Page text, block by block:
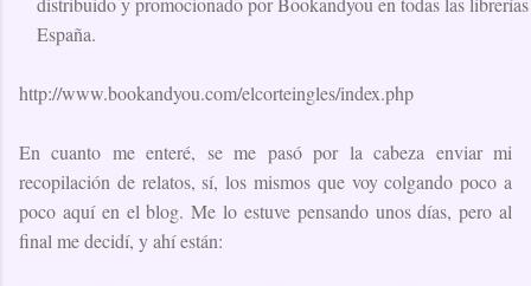
España.
http://www.bookandyou.com/elcorteingles/index.php
En cuanto me enteré, se me pasó por la cabeza enviar mi
recopilación de relatos, sí, los mismos que voy colgando poco a
poco aquí en el blog. Me lo estuve pensando unos días, pero al
final me decidí, y ahí están: